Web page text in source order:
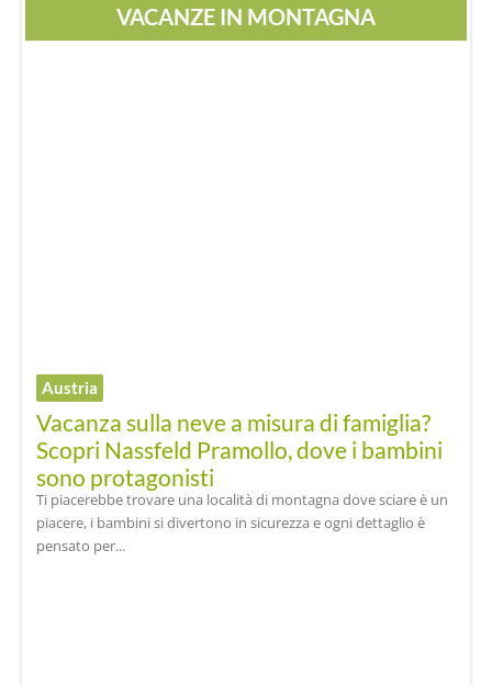
VACANZE IN MONTAGNA
Austria
Vacanza sulla neve a misura di famiglia?
Scopri Nassfeld Pramollo, dove i bambini
sono protagonisti
Ti piacerebbe trovare una località di montagna dove sciare è un
piacere, i bambini si divertono in sicurezza e ogni dettaglio è
pensato per...